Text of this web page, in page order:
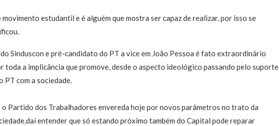
estudantil e é alguém que mostra ser capaz de realizar, por isso se
Sinduscon e pré-candidato do PT a vice em João Pessoa é fato extraordinário
toda a implicância que promove, desde o aspecto ideológico passando pelo suporte
PT com a sociedade.
Partido dos Trabalhadores envereda hoje por novos parâmetros no trato da
entender que só estando próximo também do Capital pode reparar